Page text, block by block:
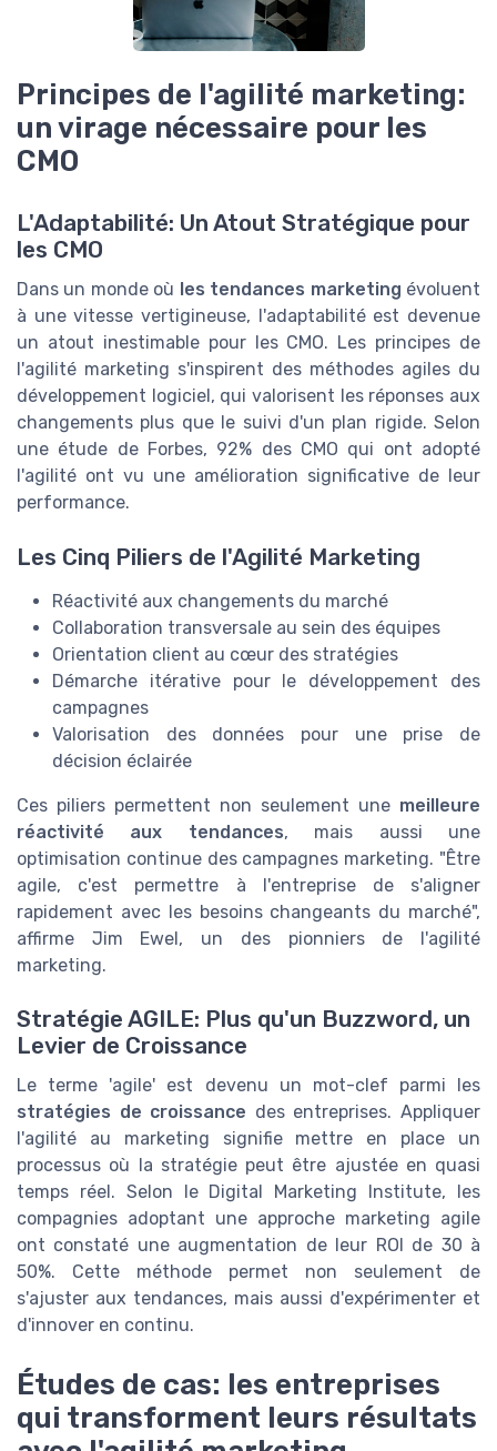
Principes de l'agilité marketing:
un virage nécessaire pour les
CMO
L'Adaptabilité: Un Atout Stratégique pour
les CMO
Dans un monde où les tendances marketing évoluent
à une vitesse vertigineuse, l'adaptabilité est devenue
un atout inestimable pour les CMO. Les principes de
l'agilité marketing s'inspirent des méthodes agiles du
développement logiciel, qui valorisent les réponses aux
changements plus que le suivi d'un plan rigide. Selon
une étude de Forbes, 92% des CMO qui ont adopté
l'agilité ont vu une amélioration significative de leur
performance.
Les Cinq Piliers de l'Agilité Marketing
Réactivité aux changements du marché
Collaboration transversale au sein des équipes
Orientation client au cœur des stratégies
Démarche itérative pour le développement des
campagnes
Valorisation des données pour une prise de
décision éclairée
Ces piliers permettent non seulement une meilleure
réactivité aux tendances, mais aussi une
optimisation continue des campagnes marketing. "Être
agile, c'est permettre à l'entreprise de s'aligner
rapidement avec les besoins changeants du marché",
affirme Jim Ewel, un des pionniers de l'agilité
marketing.
Stratégie AGILE: Plus qu'un Buzzword, un
Levier de Croissance
Le terme 'agile' est devenu un mot-clef parmi les
stratégies de croissance des entreprises. Appliquer
l'agilité au marketing signifie mettre en place un
processus où la stratégie peut être ajustée en quasi
temps réel. Selon le Digital Marketing Institute, les
compagnies adoptant une approche marketing agile
ont constaté une augmentation de leur ROI de 30 à
50%. Cette méthode permet non seulement de
s'ajuster aux tendances, mais aussi d'expérimenter et
d'innover en continu.
Études de cas: les entreprises
qui transforment leurs résultats